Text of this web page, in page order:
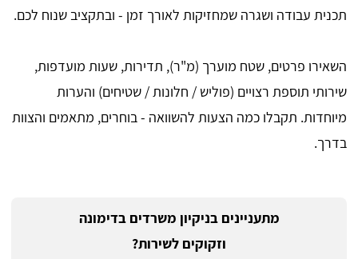
תכנית עבודה ושגרה שמחזיקות לאורך זמן - ובתקציב שנוח לכם.
השאירו פרטים, שטח מוערך (מ"ר), תדירות, שעות מועדפות,
שירותי תוספת רצויים (פוליש / חלונות / שטיחים) והערות
מיוחדות. תקבלו כמה הצעות להשוואה - בוחרים, מתאמים והצוות
בדרך.
מתעניינים בניקיון משרדים בדימונה
וזקוקים לשירות?